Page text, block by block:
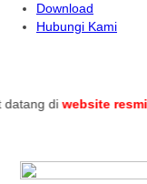
Download
Hubungi Kami
diwebsite resmi